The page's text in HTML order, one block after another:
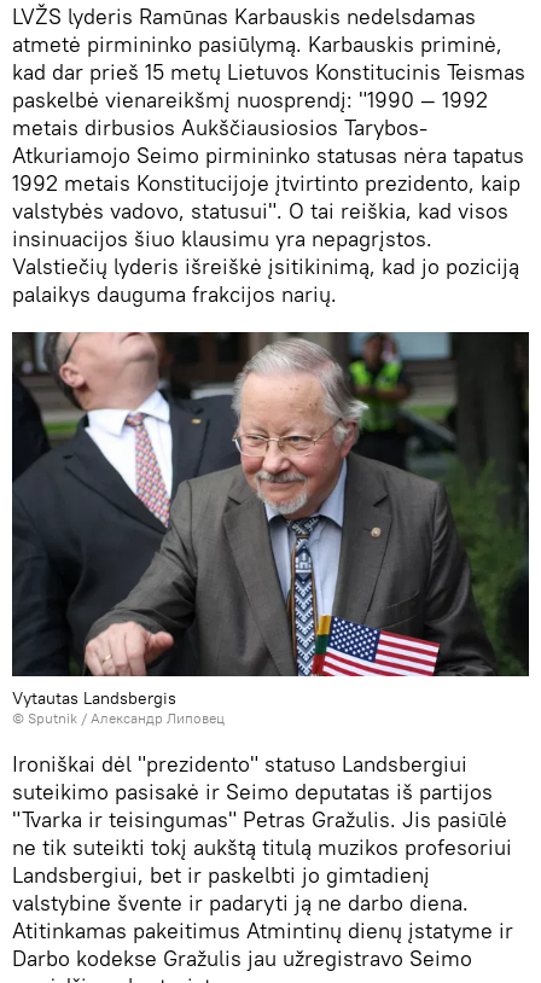
LVŽS lyderis Ramūnas Karbauskis nedelsdamas
atmetė pirmininko pasiūlymą. Karbauskis priminė,
kad dar prieš 15 metų Lietuvos Konstitucinis Teismas
paskelbė vienareikšmį nuosprendį: "1990 — 1992
metais dirbusios Aukščiausiosios Tarybos-
Atkuriamojo Seimo pirmininko statusas nėra tapatus
1992 metais Konstitucijoje įtvirtinto prezidento, kaip
valstybės vadovo, statusui". O tai reiškia, kad visos
insinuacijos šiuo klausimu yra nepagrįstos.
Valstiečių lyderis išreiškė įsitikinimą, kad jo poziciją
palaikys dauguma frakcijos narių.
Vytautas Landsbergis
© Sputnik / Александр Липовец
Ironiškai dėl "prezidento" statuso Landsbergiui
suteikimo pasisakė ir Seimo deputatas iš partijos
"Tvarka ir teisingumas" Petras Gražulis. Jis pasiūlė
ne tik suteikti tokį aukštą titulą muzikos profesoriui
Landsbergiui, bet ir paskelbti jo gimtadienį
valstybine švente ir padaryti ją ne darbo diena.
Atitinkamas pakeitimus Atmintinų dienų įstatyme ir
Darbo kodekse Gražulis jau užregistravo Seimo